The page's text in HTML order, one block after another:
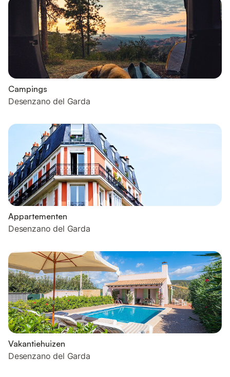
Campings
Desenzano del Garda
Appartementen
Desenzano del Garda
Vakantiehuizen
Desenzano del Garda